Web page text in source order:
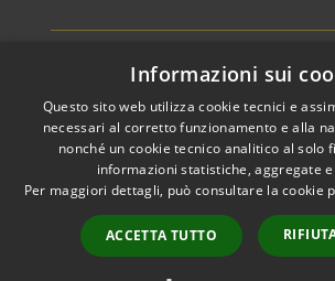
RSS
Accessibilità
Cookie
Mappa del sito
Informazioni sui
Questo sito web utilizza cookie tecnici e
necessari al corretto funzionamento e alla
nonché un cookie tecnico analitico al solo
informazioni statistiche, aggregate
Per maggiori dettagli, può consultare la cookie
ACCETTA TUTTO